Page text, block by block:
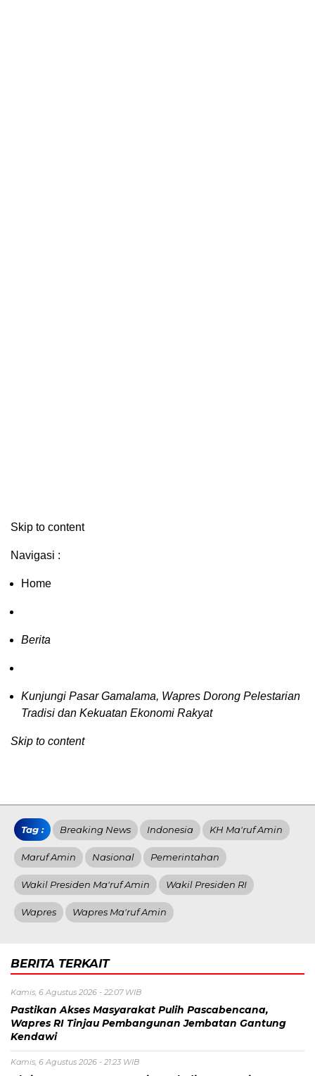
Skip to content
Navigasi :
Home
Berita
Kunjungi Pasar Gamalama, Wapres Dorong Pelestarian
Tradisi dan Kekuatan Ekonomi Rakyat
Skip to content
Tag : Breaking News Indonesia KH Ma'ruf Amin
Maruf Amin Nasional Pemerintahan
Wakil Presiden Ma'ruf Amin Wakil Presiden RI
Wapres Wapres Ma'ruf Amin
BERITA TERKAIT
Kamis, 6 Agustus 2026 - 22:07 WIB
Pastikan Akses Masyarakat Pulih Pascabencana,
Wapres RI Tinjau Pembangunan Jembatan Gantung
Kendawi
Kamis, 6 Agustus 2026 - 21:23 WIB